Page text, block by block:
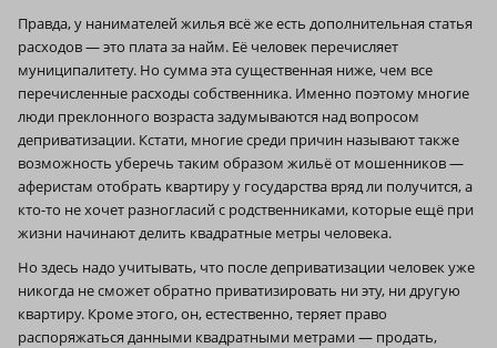
Правда, у нанимателей жилья всё же есть дополнительная статья
расходов — это плата за найм. Её человек перечисляет
муниципалитету. Но сумма эта существенная ниже, чем все
перечисленные расходы собственника. Именно поэтому многие
люди преклонного возраста задумываются над вопросом
деприватизации. Кстати, многие среди причин называют также
возможность уберечь таким образом жильё от мошенников —
аферистам отобрать квартиру у государства вряд ли получится, а
кто-то не хочет разногласий с родственниками, которые ещё при
жизни начинают делить квадратные метры человека.
Но здесь надо учитывать, что после деприватизации человек уже
никогда не сможет обратно приватизировать ни эту, ни другую
квартиру. Кроме этого, он, естественно, теряет право
распоряжаться данными квадратными метрами — продать,